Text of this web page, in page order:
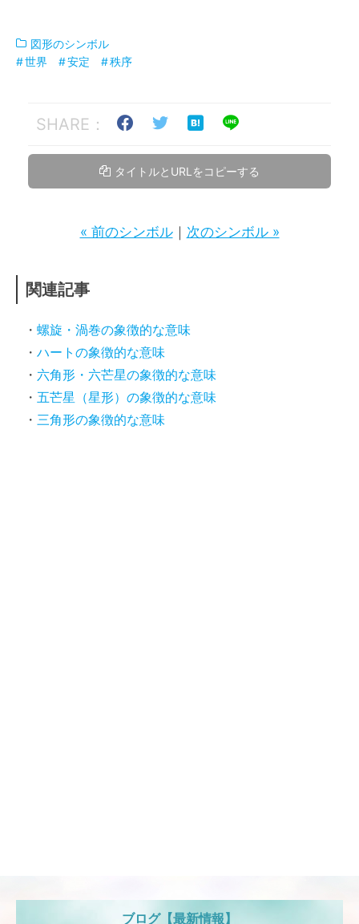
図形のシンボル
世界
安定 秩序
SHARE：
タイトルとURLをコピーする
« 前のシンボル｜ 次のシンボル »
関連記事
螺旋・渦巻の象徴的な意味
ハートの象徴的な意味
六角形・六芒星の象徴的な意味
五芒星（星形）の象徴的な意味
三角形の象徴的な意味
ブログ【最新情報】